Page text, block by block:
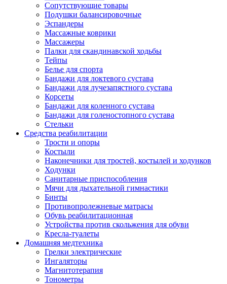
Сопутствующие товары
Подушки балансировочные
Эспандеры
Массажные коврики
Массажеры
Палки для скандинавской ходьбы
Тейпы
Белье для спорта
Бандажи для локтевого сустава
Бандажи для лучезапястного сустава
Корсеты
Бандажи для коленного сустава
Бандажи для голеностопного сустава
Стельки
Средства реабилитации
Трости и опоры
Костыли
Наконечники для тростей, костылей и ходунков
Ходунки
Санитарные приспособления
Мячи для дыхательной гимнастики
Бинты
Противопролежневые матрасы
Обувь реабилитационная
Устройства против скольжения для обуви
Кресла-туалеты
Домашняя медтехника
Грелки электрические
Ингаляторы
Магнитотерапия
Тонометры